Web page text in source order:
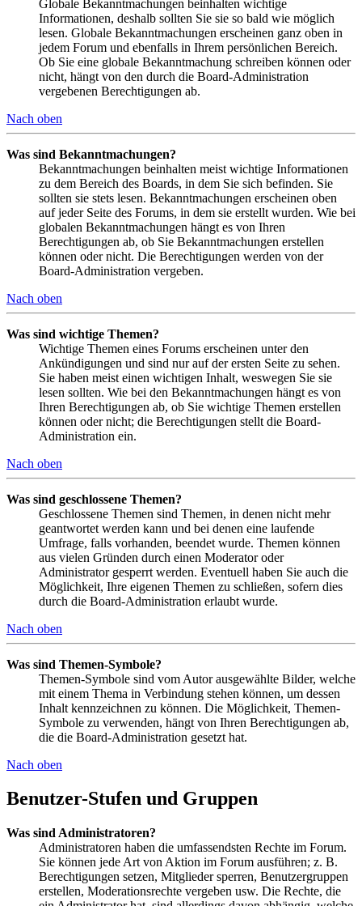
Globale Bekanntmachungen beinhalten wichtige
Informationen, deshalb sollten Sie sie so bald wie möglich
lesen. Globale Bekanntmachungen erscheinen ganz oben in
jedem Forum und ebenfalls in Ihrem persönlichen Bereich.
Ob Sie eine globale Bekanntmachung schreiben können oder
nicht, hängt von den durch die Board-Administration
vergebenen Berechtigungen ab.
Nach oben
Was sind Bekanntmachungen?
Bekanntmachungen beinhalten meist wichtige Informationen
zu dem Bereich des Boards, in dem Sie sich befinden. Sie
sollten sie stets lesen. Bekanntmachungen erscheinen oben
auf jeder Seite des Forums, in dem sie erstellt wurden. Wie bei
globalen Bekanntmachungen hängt es von Ihren
Berechtigungen ab, ob Sie Bekanntmachungen erstellen
können oder nicht. Die Berechtigungen werden von der
Board-Administration vergeben.
Nach oben
Was sind wichtige Themen?
Wichtige Themen eines Forums erscheinen unter den
Ankündigungen und sind nur auf der ersten Seite zu sehen.
Sie haben meist einen wichtigen Inhalt, weswegen Sie sie
lesen sollten. Wie bei den Bekanntmachungen hängt es von
Ihren Berechtigungen ab, ob Sie wichtige Themen erstellen
können oder nicht; die Berechtigungen stellt die Board-
Administration ein.
Nach oben
Was sind geschlossene Themen?
Geschlossene Themen sind Themen, in denen nicht mehr
geantwortet werden kann und bei denen eine laufende
Umfrage, falls vorhanden, beendet wurde. Themen können
aus vielen Gründen durch einen Moderator oder
Administrator gesperrt werden. Eventuell haben Sie auch die
Möglichkeit, Ihre eigenen Themen zu schließen, sofern dies
durch die Board-Administration erlaubt wurde.
Nach oben
Was sind Themen-Symbole?
Themen-Symbole sind vom Autor ausgewählte Bilder, welche
mit einem Thema in Verbindung stehen können, um dessen
Inhalt kennzeichnen zu können. Die Möglichkeit, Themen-
Symbole zu verwenden, hängt von Ihren Berechtigungen ab,
die die Board-Administration gesetzt hat.
Nach oben
Benutzer-Stufen und Gruppen
Was sind Administratoren?
Administratoren haben die umfassendsten Rechte im Forum.
Sie können jede Art von Aktion im Forum ausführen; z. B.
Berechtigungen setzen, Mitglieder sperren, Benutzergruppen
erstellen, Moderationsrechte vergeben usw. Die Rechte, die